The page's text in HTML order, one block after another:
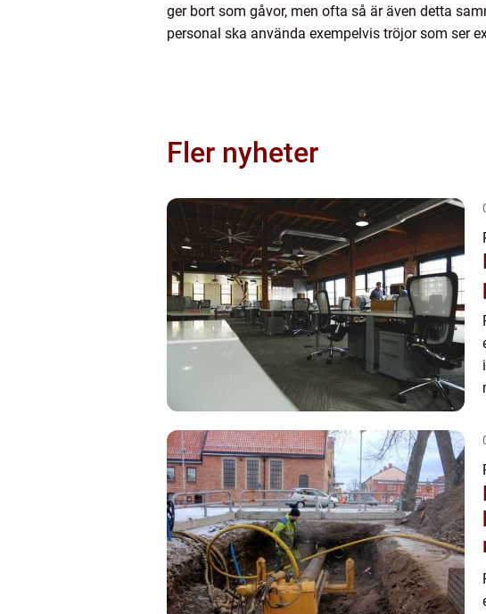
ger bort som gåvor, men ofta så är även detta
personal ska använda exempelvis tröjor som ser
Fler nyheter